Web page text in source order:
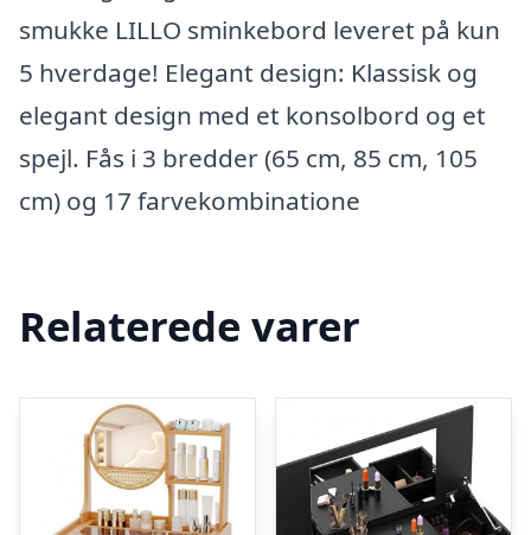
smukke LILLO sminkebord leveret på kun
5 hverdage! Elegant design: Klassisk og
elegant design med et konsolbord og et
spejl. Fås i 3 bredder (65 cm, 85 cm, 105
cm) og 17 farvekombinatione
Relaterede varer